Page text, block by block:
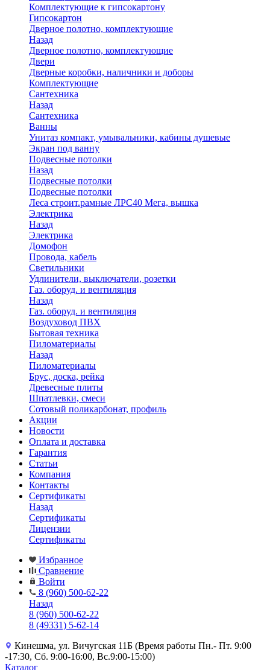
Комплектующие к гипсокартону
Гипсокартон
Дверное полотно, комплектующие
Назад
Дверное полотно, комплектующие
Двери
Дверные коробки, наличники и доборы
Комплектующие
Сантехника
Назад
Сантехника
Ванны
Унитаз компакт, умывальники, кабины душевые
Экран под ванну
Подвесные потолки
Назад
Подвесные потолки
Подвесные потолки
Леса строит.рамные ЛРС40 Мега, вышка
Электрика
Назад
Электрика
Домофон
Провода, кабель
Светильники
Удлинители, выключатели, розетки
Газ. оборуд. и вентиляция
Назад
Газ. оборуд. и вентиляция
Воздуховод ПВХ
Бытовая техника
Пиломатериалы
Назад
Пиломатериалы
Брус, доска, рейка
Древесные плиты
Шпатлевки, смеси
Сотовый поликарбонат, профиль
Акции
Новости
Оплата и доставка
Гарантия
Статьи
Компания
Контакты
Сертификаты
Назад
Сертификаты
Лицензии
Сертификаты
Избранное
Сравнение
Войти
8 (960) 500-62-22
Назад
8 (960) 500-62-22
8 (49331) 5-62-14
Кинешма, ул. Вичугская 11Б (Время работы Пн.- Пт. 9:00
-17:30, Сб. 9:00-16:00, Вс.9:00-15:00)
Каталог